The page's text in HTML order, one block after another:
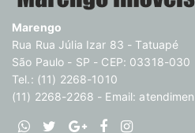
Marengo
Rua Rua Júlia Izar 83 - Tatuapé
São Paulo - SP - CEP: 03318-030
Tel.: (11) 2268-1010
(11) 2268-2268 - Email: